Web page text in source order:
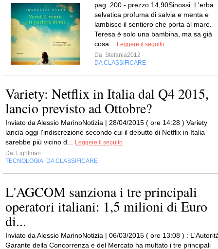
pag. 200 - prezzo 14,90Sinossi: L'erba
selvatica profuma di salvia e menta e
lambisce il sentiero che porta al mare.
Teresa è solo una bambina, ma sa già
cosa... Leggere il seguito
Da Stefania2012
DA CLASSIFICARE
Variety: Netflix in Italia dal Q4 2015,
lancio previsto ad Ottobre?
Inviato da Alessio MarinoNotizia | 28/04/2015 ( ore 14:28 ) Variety
lancia oggi l'indiscrezione secondo cui il debutto di Netflix in Italia
sarebbe più vicino d... Leggere il seguito
Da Lightman
TECNOLOGIA, DA CLASSIFICARE
L'AGCOM sanziona i tre principali
operatori italiani: 1,5 milioni di Euro
di...
Inviato da Alessio MarinoNotizia | 06/03/2015 ( ore 13:08 ) :
Garante della Concorrenza e del Mercato ha multato i tre principali